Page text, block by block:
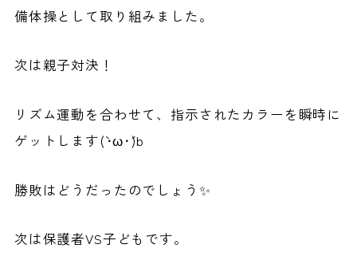
備体操として取り組みました。
次は親子対決！
リズム運動を合わせて、指示されたカラーを瞬時に
ゲットします(`･ω･´)b
勝敗はどうだったのでしょう✨
次は保護者VS子どもです。